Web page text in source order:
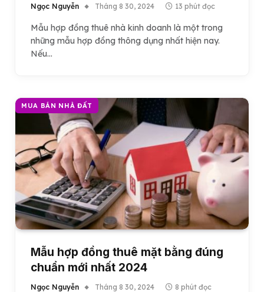
Ngọc Nguyễn Tháng 8 30, 2024 13 phút đọc
Mẫu hợp đồng thuê nhà kinh doanh là một trong
những mẫu hợp đồng thông dụng nhất hiện nay.
Nếu…
MUA BÁN NHÀ ĐẤT
Mẫu hợp đồng thuê mặt bằng đúng
chuẩn mới nhất 2024
Ngọc Nguyễn Tháng 8 30, 2024 8 phút đọc